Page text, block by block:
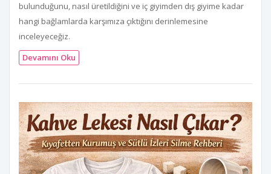
bulunduğunu, nasıl üretildiğini ve iç giyimden dış giyime kadar
hangi bağlamlarda karşımıza çıktığını derinlemesine
inceleyeceğiz.
Devamını Oku